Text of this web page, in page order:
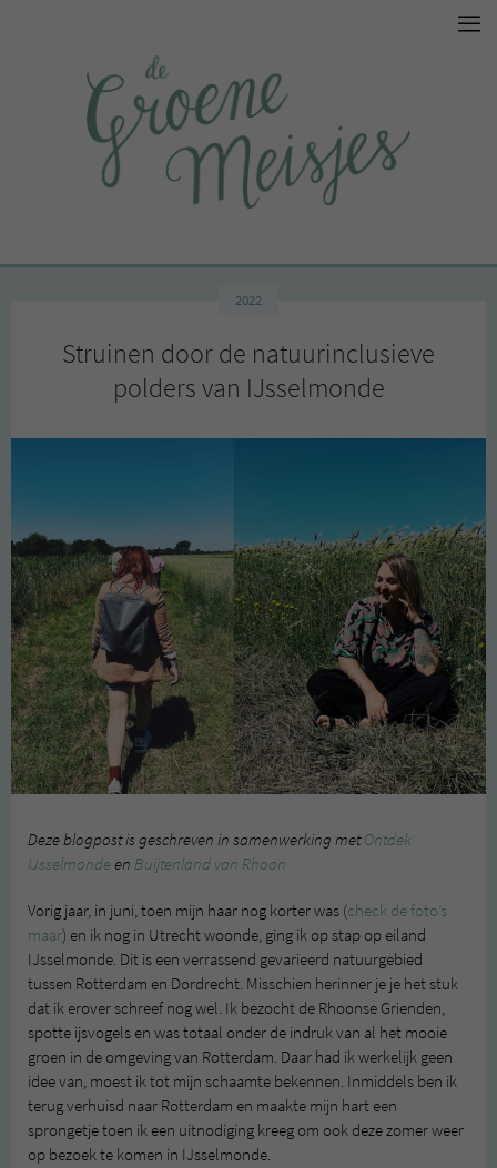
2022
Struinen door de natuurinclusieve
polders van IJsselmonde
Deze blogpost is geschreven in samenwerking metOntdek
IJsselmondeen Buijtenland van Rhoon
Vorig jaar, in juni, toen mijn haar nog korter was (check de foto’s
maar) en ik nog in Utrecht woonde, ging ik op stap op eiland
IJsselmonde. Dit is een verrassend gevarieerd natuurgebied
tussen Rotterdam en Dordrecht. Misschien herinner je je het stuk
dat ik erover schreef nog wel. Ik bezocht de Rhoonse Grienden,
spotte ijsvogels en was totaal onder de indruk van al het mooie
groen in de omgeving van Rotterdam. Daar had ik werkelijk geen
idee van, moest ik tot mijn schaamte bekennen. Inmiddels ben ik
terug verhuisd naar Rotterdam en maakte mijn hart een
sprongetje toen ik een uitnodiging kreeg om ook deze zomer weer
op bezoek te komen in IJsselmonde.